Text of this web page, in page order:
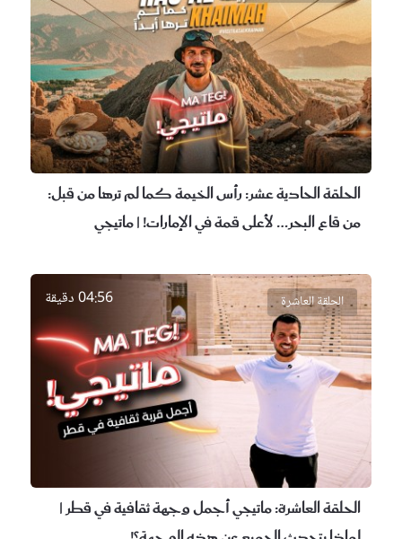
الحلقة الحادية عشر:رأس الخيمة كما لم ترها من قبل:
من قاع البحر… لأعلى قمة في الإمارات! | ماتيجي
الحلقة العاشرة 04:56 دقيقة
الحلقة العاشرة:ماتيجي أجمل وجهة ثقافية في قطر |